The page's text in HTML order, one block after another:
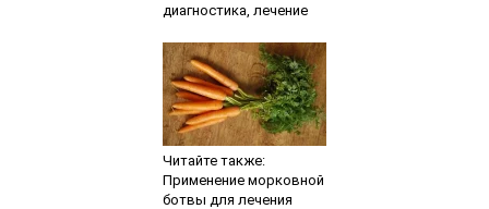
диагностика, лечение
Читайте также:
Применение морковной
ботвы для лечения